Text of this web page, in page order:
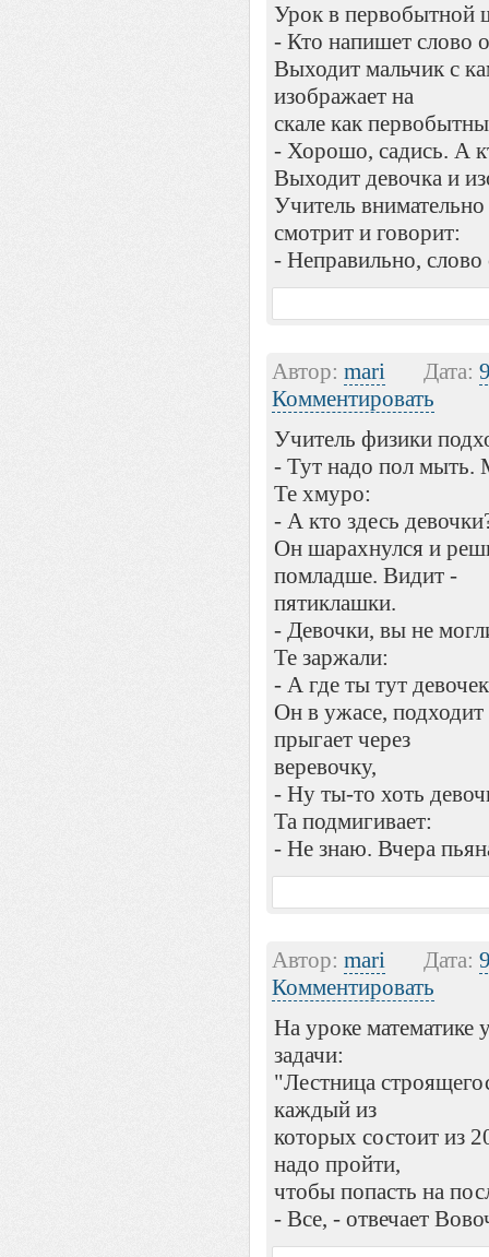
Урок в первобытной
- Кто напишет слово
Выходит мальчик с
изображает на
скале как
- Хорошо, садись. А
Выходит девочка и
Учитель внимательно
смотрит и говорит:
- Неправильно, слово
Автор: mari Дата:
Комментировать
Учитель физики
- Тут надо пол мыть.
Те хмуро:
- А кто здесь
Он шарахнулся и
помладше. Видит -
пятиклашки.
- Девочки, вы не
Те заржали:
- А где ты тут
Он в ужасе, подходит
прыгает через
веревочку,
- Ну ты-то хоть
Та подмигивает:
- Не знаю. Вчера
Автор: mari Дата:
Комментировать
На уроке математике
задачи:
"Лестница
каждый из
которых состоит из
надо пройти,
чтобы попасть на
- Все, - отвечает